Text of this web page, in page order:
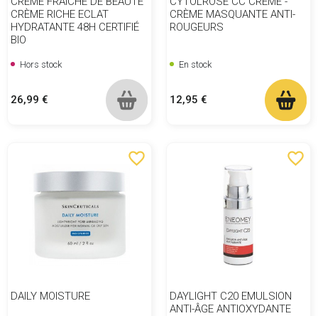
CRÈME RICHE ECLAT
HYDRATANTE 48H CERTIFIÉ
BIO
Hors stock
Prix
26,99 €
CRÈME MASQUANTE ANTI-
ROUGEURS
En stock
Prix
12,95 €
favorite_border
DAILY MOISTURE
favorite_border
DAYLIGHT C20 EMULSION
ANTI-ÂGE ANTIOXYDANTE